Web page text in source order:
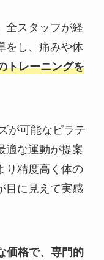
全スタッフが経
をし、痛みや体
トレーニングを
が可能なピラテ
適な運動が提案
り精度高く体の
目に見えて実感
価格で、専門的